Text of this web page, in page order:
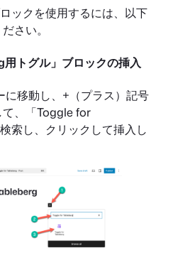
ックを使用するには、以下
さい。
トグル」ブロックの挿入
移動し、+（プラス）記号
て、「Toggle for
索し、クリックして挿入し